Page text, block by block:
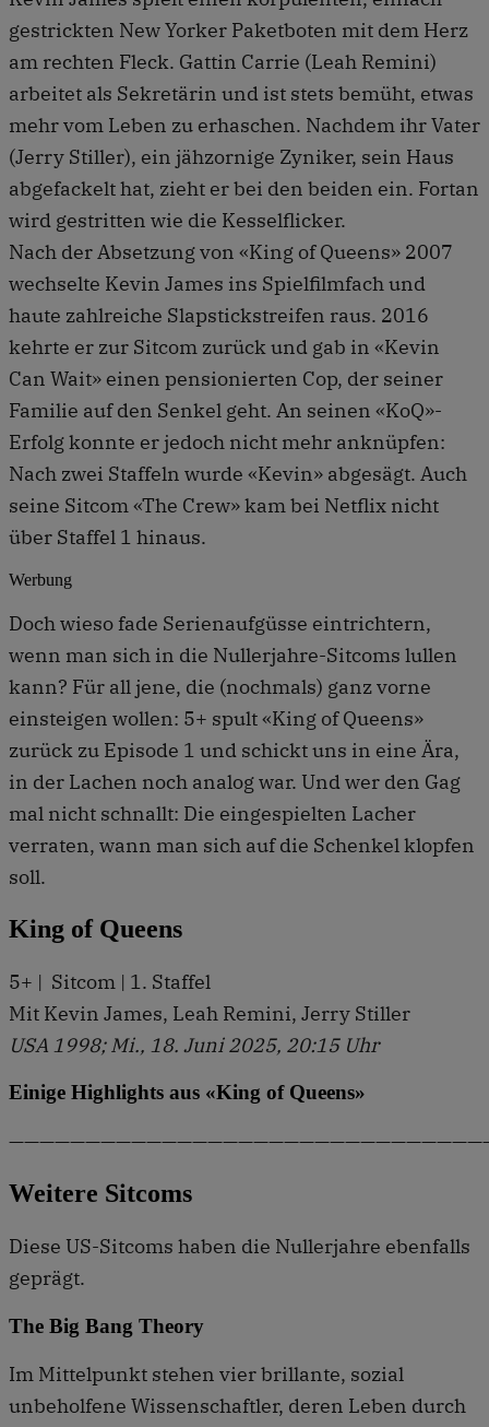
gestrickten New Yorker Paketboten mit dem Herz
am rechten Fleck. Gattin Carrie (Leah Remini)
arbeitet als Sekretärin und ist stets bemüht, etwas
mehr vom Leben zu erhaschen. Nachdem ihr Vater
(Jerry Stiller), ein jähzornige Zyniker, sein Haus
abgefackelt hat, zieht er bei den beiden ein. Fortan
wird gestritten wie die Kesselflicker.
Nach der Absetzung von «King of Queens» 2007
wechselte Kevin James ins Spielfilmfach und
haute zahlreiche Slapstickstreifen raus. 2016
kehrte er zur Sitcom zurück und gab in «Kevin
Can Wait» einen pensionierten Cop, der seiner
Familie auf den Senkel geht. An seinen «KoQ»-
Erfolg konnte er jedoch nicht mehr anknüpfen:
Nach zwei Staffeln wurde «Kevin» abgesägt. Auch
seine Sitcom «The Crew» kam bei Netflix nicht
über Staffel 1 hinaus.
Werbung
Doch wieso fade Serienaufgüsse eintrichtern,
wenn man sich in die Nullerjahre-Sitcoms lullen
kann? Für all jene, die (nochmals) ganz vorne
einsteigen wollen: 5+ spult «King of Queens»
zurück zu Episode 1 und schickt uns in eine Ära,
in der Lachen noch analog war. Und wer den Gag
mal nicht schnallt: Die eingespielten Lacher
verraten, wann man sich auf die Schenkel klopfen
soll.
King of Queens
5+ | Sitcom | 1. Staffel
Mit Kevin James, Leah Remini, Jerry Stiller
USA 1998; Mi., 18. Juni 2025, 20:15 Uhr
Einige Highlights aus «King of Queens»
Weitere Sitcoms
Diese US-Sitcoms haben die Nullerjahre ebenfalls
geprägt.
The Big Bang Theory
Im Mittelpunkt stehen vier brillante, sozial
unbeholfene Wissenschaftler, deren Leben durch